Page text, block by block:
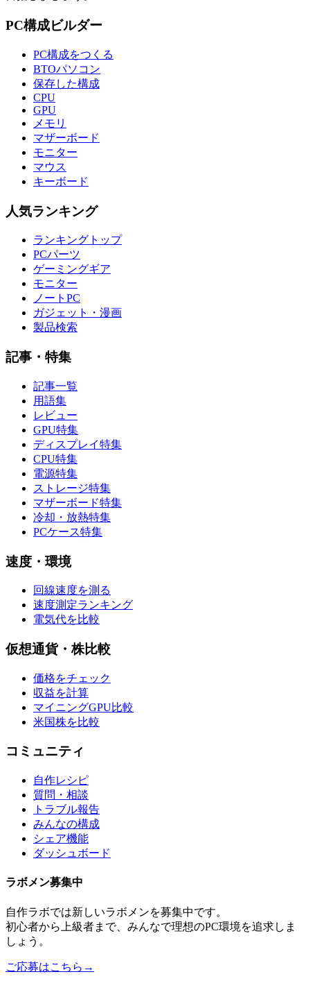
PC構成ビルダー
PC構成をつくる
BTOパソコン
保存した構成
CPU
GPU
メモリ
マザーボード
モニター
マウス
キーボード
人気ランキング
ランキングトップ
PCパーツ
ゲーミングギア
モニター
ノートPC
ガジェット・漫画
製品検索
記事・特集
記事一覧
用語集
レビュー
GPU特集
ディスプレイ特集
CPU特集
電源特集
ストレージ特集
マザーボード特集
冷却・放熱特集
PCケース特集
速度・環境
回線速度を測る
速度測定ランキング
電気代を比較
仮想通貨・株比較
価格をチェック
収益を計算
マイニングGPU比較
米国株を比較
コミュニティ
自作レシピ
質問・相談
トラブル報告
みんなの構成
シェア機能
ダッシュボード
ラボメン募集中
自作ラボでは新しいラボメンを募集中です。
初心者から上級者まで、みんなで理想のPC環境を追求しま
しょう。
ご応募はこちら →